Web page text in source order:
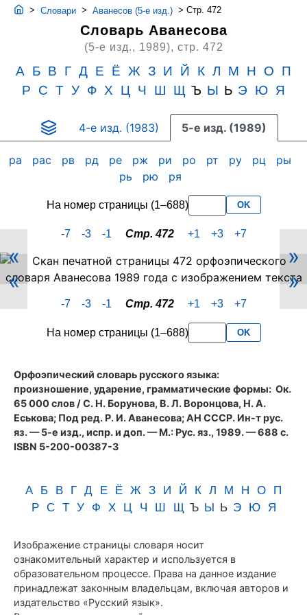
> Словари > Аванесов (5-е изд.) > Стр. 472
Словарь Аванесова
(5-е изд., 1989), стр. 472
А Б В Г Д Е Ё Ж З И Й К Л М Н О
П
Р
С Т У Ф Х Ц Ч Ш Щ Ъ Ы Ь Э Ю Я
4-е изд. (1983) 5-е изд. (1989)
ра рас рв рд ре рж ри ро рт ру рц
ры
рь
рю ря
На номер страницы (1–688) OK
-7 -3 -1 Стр. 472 +1 +3 +7
Скан
PDF-
страницы
472
Аванесова
«
»
«
»
-7 -3 -1 Стр. 472 +1 +3 +7
На номер страницы (1–688) OK
Орфоэпический словарь русского языка:
произношение, ударение, грамматические формы: Ок.
65 000 слов / С. Н. Борунова, В. Л. Воронцова, Н. А.
Еськова; Под ред. Р. И. Аванесова; АН СССР. Ин-т рус.
яз. — 5-е изд., испр. и доп. — М.: Рус. яз., 1989. — 688 с.
ISBN 5-200-00387-3
А Б В Г Д Е Ё Ж З И Й К Л М Н О П
Р С Т У Ф Х Ц Ч Ш Щ Ъ Ы Ь Э Ю Я
Изображение страницы словаря носит
ознакомительный характер и используется в
образовательном процессе. Права на данное издание
принадлежат законным владельцам, включая авторов и
издательство «Русский язык».